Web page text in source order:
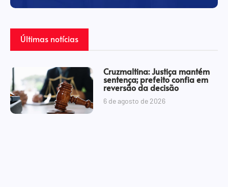
Últimas notícias
Cruzmaltina: Justiça mantém
sentença; prefeito confia em
reversão da decisão
6 de agosto de 2026